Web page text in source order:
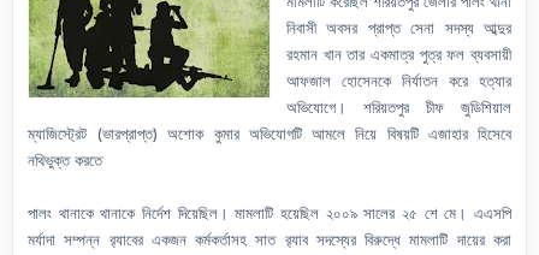
নিবাসী অবসর প্রাপ্ত সেনা সদস্য আব্দুর
রহমান খান তার একমাত্র পুত্র ফল ব্যবসায়ী
আফজাল হোসেনকে নির্যাতন করে হত্যার
অভিযোগে। শরিয়তপুর চীফ জুডিশিয়াল
ম্যাজিস্ট্রেট (ভারপ্রাপ্ত) অশোক কুমার অভিযোগটি আমলে নিয়ে বিষয়টি এজাহার হিসেবে
নথিভুক্ত করতে
পালং থানাকে থানাকে নির্দেশ দিয়েছিল। মামলাটি হয়েছিল ২০০৯ সালের ২৫ শে মে। এএসপি
মর্যাদা সম্পন্ন র‍্যাবের একজন কর্মকর্তাসহ সাত র‍্যাব সদস্যের বিরুদ্ধে মামলাটি দায়ের করা